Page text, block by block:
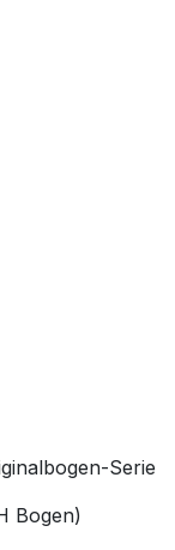
Serie
Bogen)